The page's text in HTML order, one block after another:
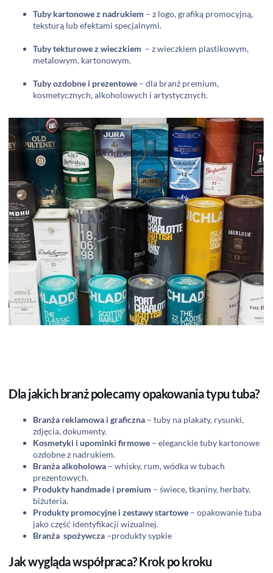
Tuby kartonowe z nadrukiem – z logo, grafiką promocyjną,
teksturą lub efektami specjalnymi.
Tuby tekturowe z wieczkiem – z wieczkiem plastikowym,
metalowym, kartonowym.
Tuby ozdobne i prezentowe – dla branż premium,
kosmetycznych, alkoholowych i artystycznych.
Dla jakich branż polecamy opakowania typu tuba?
Branża reklamowa i graficzna – tuby na plakaty, rysunki,
zdjęcia, dokumenty.
Kosmetyki i upominki firmowe – eleganckie tuby kartonowe
ozdobne z nadrukiem.
Branża alkoholowa – whisky, rum, wódka w tubach
prezentowych.
Produkty handmade i premium – świece, tkaniny, herbaty,
biżuteria.
Produkty promocyjne i zestawy startowe – opakowanie tuba
jako część identyfikacji wizualnej.
Branża spożywcza –produkty sypkie
Jak wygląda współpraca? Krok po kroku